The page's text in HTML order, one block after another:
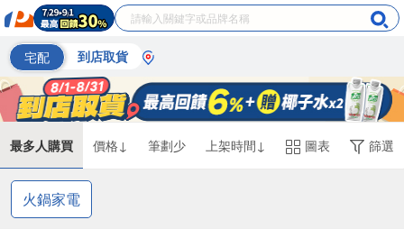
宅配 到店取貨
最多人購買 價格↓ 筆劃少 上架時間↓ 圖表 篩選
火鍋家電